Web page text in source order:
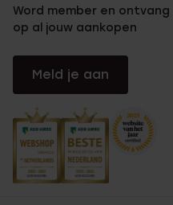
Word member en
op al jouw aankopen
Meld je aan